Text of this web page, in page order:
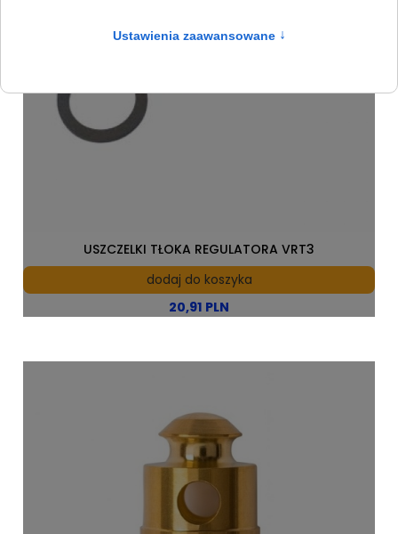
20,91 PLN
USZCZELKI TŁOKA REGULATORA VRT3
dodaj do koszyka